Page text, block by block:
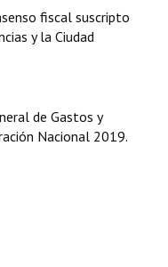
fiscal suscripto
y la Ciudad
de Gastos y
Nacional 2019.